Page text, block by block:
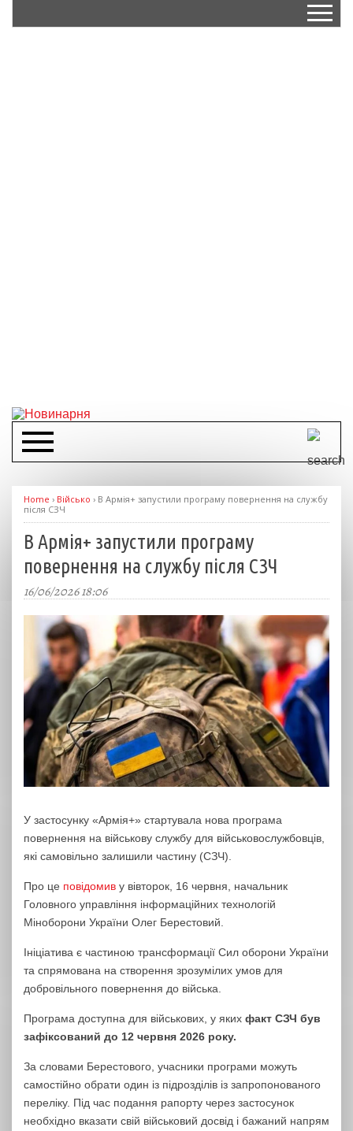
Home › Військо › В Армія+ запустили програму повернення на службу
після СЗЧ
В Армія+ запустили програму
повернення на службу після СЗЧ
16/06/2026 18:06
У застосунку «Армія+» стартувала нова програма
повернення на військову службу для військовослужбовців,
які самовільно залишили частину (СЗЧ).
Про це повідомив у вівторок, 16 червня, начальник
Головного управління інформаційних технологій
Міноборони України Олег Берестовий.
Ініціатива є частиною трансформації Сил оборони України
та спрямована на створення зрозумілих умов для
добровільного повернення до війська.
Програма доступна для військових, у яких факт СЗЧ був
зафіксований до 12 червня 2026 року.
За словами Берестового, учасники програми можуть
самостійно обрати один із підрозділів із запропонованого
переліку. Під час подання рапорту через застосунок
необхідно вказати свій військовий досвід і бажаний напрям